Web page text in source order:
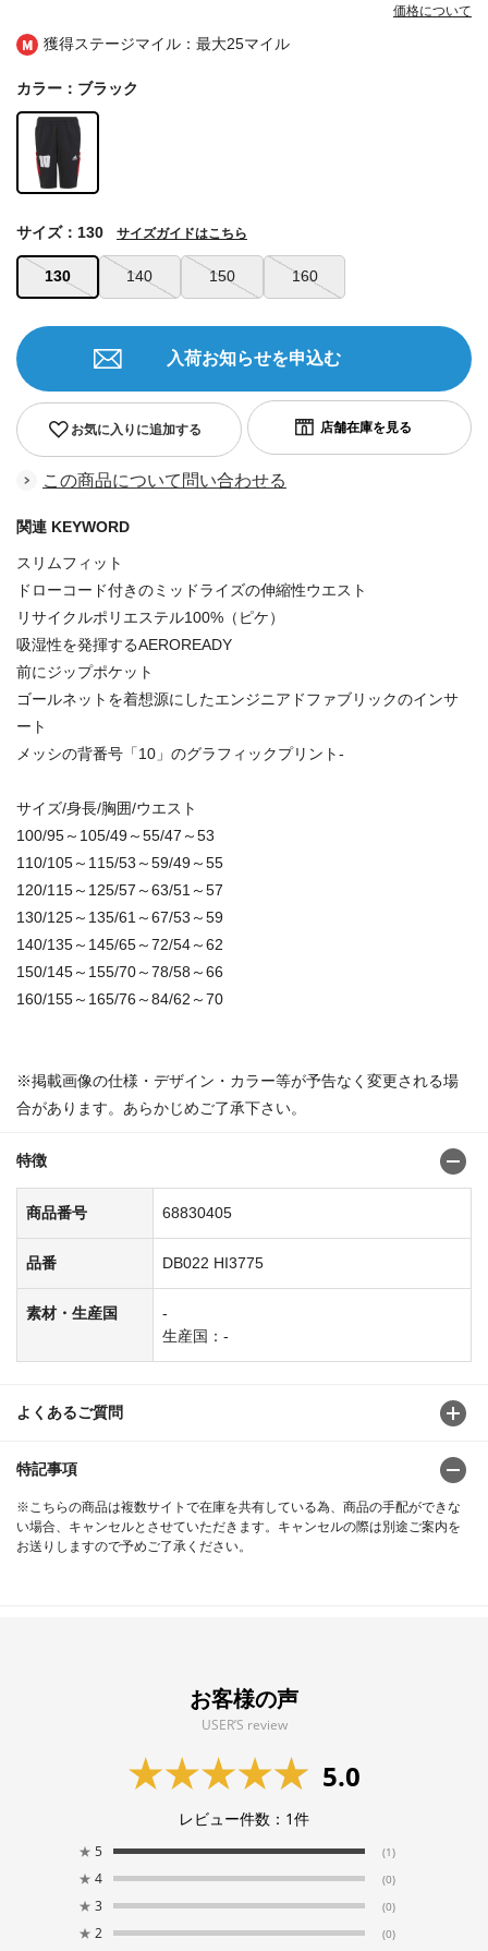
獲得ステージマイル：最大25マイル
価格について
カラー：ブラック
130 140 150 160
サイズ：130 サイズガイドはこちら
お気に入りに追加する
入荷お知らせを申込む
この商品について問い合わせる
関連 KEYWORD
スリムフィット
ドローコード付きのミッドライズの伸縮性ウエスト
リサイクルポリエステル100%（ピケ）
吸湿性を発揮するAEROREADY
前にジップポケット
ゴールネットを着想源にしたエンジニアドファブリックのインサ
ート
メッシの背番号「10」のグラフィックプリント-
サイズ/身長/胸囲/ウエスト
100/95～105/49～55/47～53
110/105～115/53～59/49～55
120/115～125/57～63/51～57
130/125～135/61～67/53～59
140/135～145/65～72/54～62
150/145～155/70～78/58～66
160/155～165/76～84/62～70
※掲載画像の仕様・デザイン・カラー等が予告なく変更される場
合があります。あらかじめご了承下さい。
特徴
商品番号 68830405
品番 DB022 HI3775
素材・生産国
-
生産国：-
よくあるご質問
特記事項
※こちらの商品は複数サイトで在庫を共有している為、商品の手配ができな
い場合、キャンセルとさせていただきます。キャンセルの際は別途ご案内を
お送りしますので予めご了承ください。
お客様の声
USER’S review
5.0
レビュー件数： 1件
★ 5 (1)
★ 4 (0)
★ 3 (0)
★ 2 (0)